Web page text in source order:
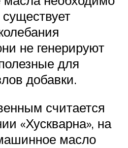
не генерируют
для
добавки.
считается
«Хускварна», на
масло